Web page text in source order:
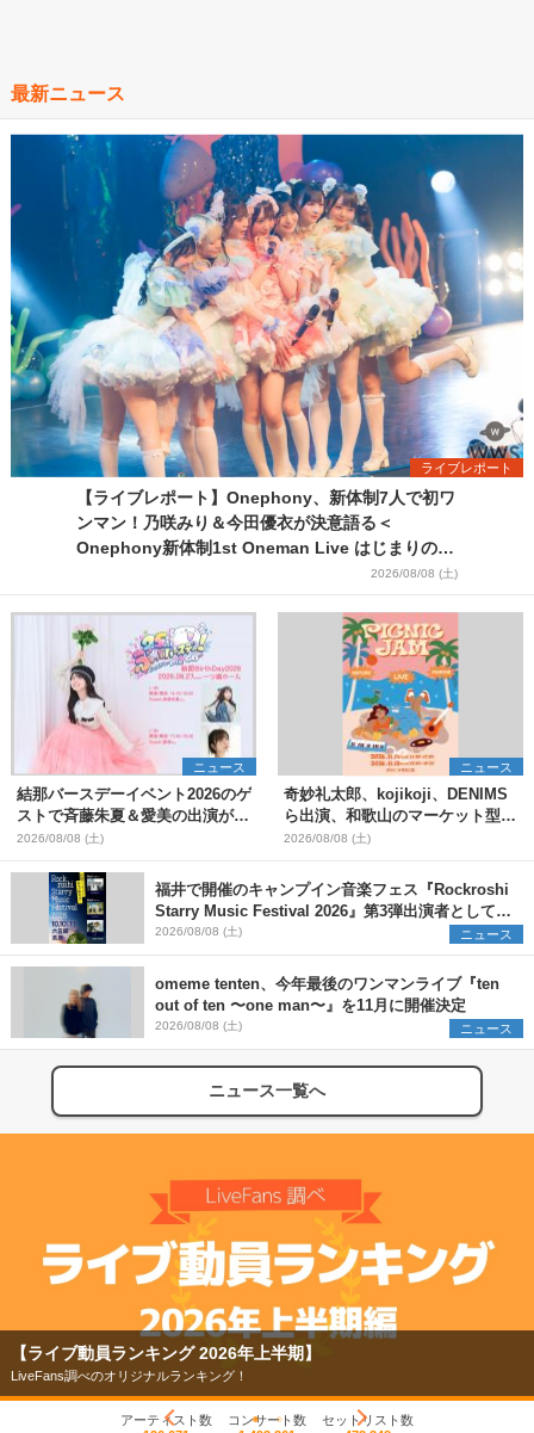
最新ニュース
ライブレポート
【ライブレポート】Onephony、新体制7人で初ワ
ンマン！乃咲みり＆今田優衣が決意語る＜
Onephony新体制1st Oneman Live はじまりの夏
2026/08/08 (土)
ニュース
結那バースデーイベント2026のゲ
ストで斉藤朱夏＆愛美の出演が決
定
2026/08/08 (土)
ニュース
奇妙礼太郎、kojikoji、DENIMS
ら出演、和歌山のマーケット型野
外イベント『PICNIC JAM
2026』早割チケット発売開始
2026/08/08 (土)
福井で開催のキャンプイン音楽フェス『Rockroshi
Starry Music Festival 2026』第3弾出演者として
SCOOBIE DO、かりゆし58、Reiを発表
2026/08/08 (土) ニュース
omeme tenten、今年最後のワンマンライブ『ten
out of ten 〜one man〜』を11月に開催決定
2026/08/08 (土) ニュース
ニュース一覧へ
【ライブ動員ランキング 2026年上半期】
LiveFans調べのオリジナルランキング！
アーティスト数
コンサート数
セットリスト数